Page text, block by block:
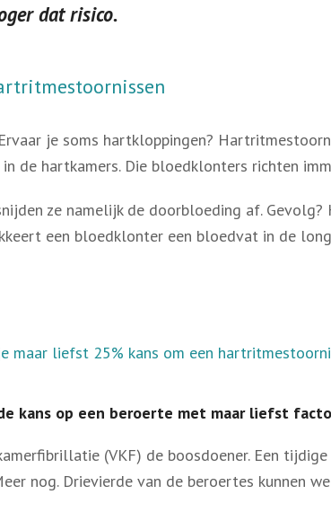
dat risico.
je soms hartkloppingen?
de hartkamers. Die bloedklonters richten
ze namelijk de doorbloeding af.
een bloedklonter een bloedvat in de
maar liefst 25% kans om een
kans op een beroerte met maar liefst
(VKF) de boosdoener. Een
nog. Drievierde van de beroertes kunnen